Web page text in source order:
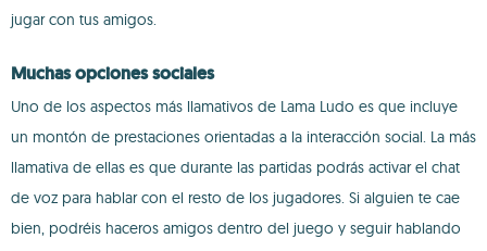
jugar con tus amigos.
Muchas opciones sociales
Uno de los aspectos más llamativos de Lama Ludo es que incluye
un montón de prestaciones orientadas a la interacción social. La más
llamativa de ellas es que durante las partidas podrás activar el chat
de voz para hablar con el resto de los jugadores. Si alguien te cae
bien, podréis haceros amigos dentro del juego y seguir hablando